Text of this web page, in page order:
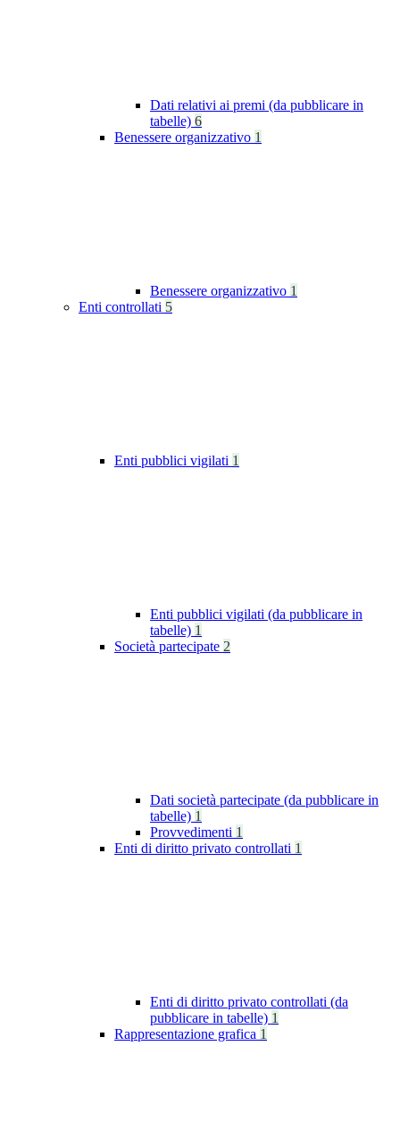
Dati relativi ai premi (da pubblicare in
tabelle) 6
Benessere organizzativo 1
Benessere organizzativo 1
Enti controllati 5
Enti pubblici vigilati 1
Enti pubblici vigilati (da pubblicare in
tabelle) 1
Società partecipate 2
Dati società partecipate (da pubblicare in
tabelle) 1
Provvedimenti 1
Enti di diritto privato controllati 1
Enti di diritto privato controllati (da
pubblicare in tabelle) 1
Rappresentazione grafica 1